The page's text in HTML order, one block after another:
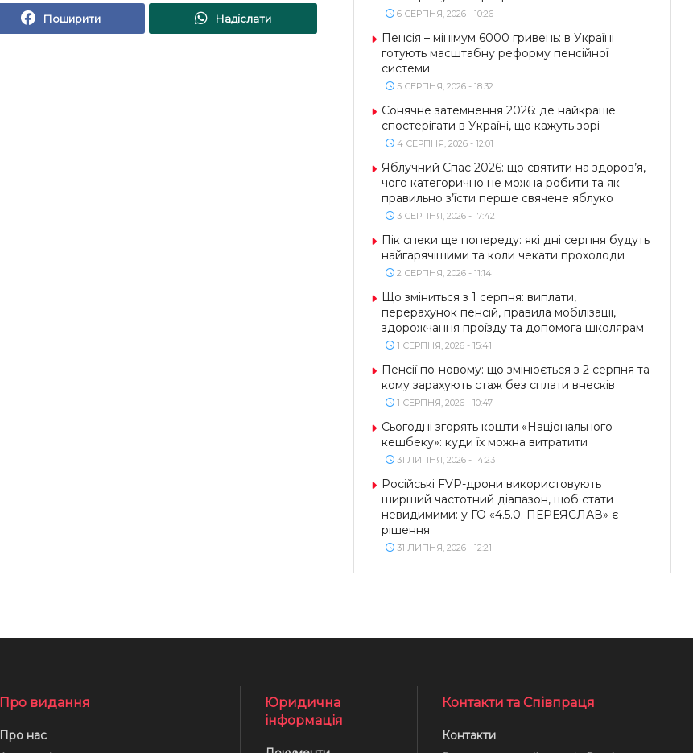
Поширити Надіслати 6 СЕРПНЯ, 2026 - 10:26
Пенсія – мінімум 6000 гривень: в Україні
готують масштабну реформу пенсійної
системи
5 СЕРПНЯ, 2026 - 18:32
Сонячне затемнення 2026: де найкраще
спостерігати в Україні, що кажуть зорі
4 СЕРПНЯ, 2026 - 12:01
Яблучний Спас 2026: що святити на здоров’я,
чого категорично не можна робити та як
правильно з’їсти перше свячене яблуко
3 СЕРПНЯ, 2026 - 17:42
Пік спеки ще попереду: які дні серпня будуть
найгарячішими та коли чекати прохолоди
2 СЕРПНЯ, 2026 - 11:14
Що зміниться з 1 серпня: виплати,
перерахунок пенсій, правила мобілізації,
здорожчання проїзду та допомога школярам
1 СЕРПНЯ, 2026 - 15:41
Пенсії по-новому: що змінюється з 2 серпня та
кому зарахують стаж без сплати внесків
1 СЕРПНЯ, 2026 - 10:47
Сьогодні згорять кошти «Національного
кешбеку»: куди їх можна витратити
31 ЛИПНЯ, 2026 - 14:23
Російські FVP-дрони використовують
ширший частотний діапазон, щоб стати
невидимими: у ГО «4.5.0. ПЕРЕЯСЛАВ» є
рішення
31 ЛИПНЯ, 2026 - 12:21
Про видання
Про нас
Юридична
інформація
Контакти та Співпраця
Контакти